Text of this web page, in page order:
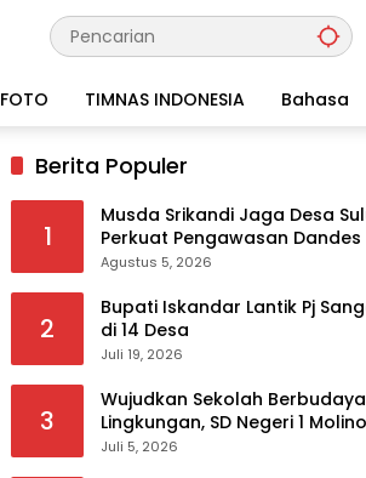
FOTO TIMNAS INDONESIA Bahasa
Berita Populer
1
Musda Srikandi Jaga Desa
Perkuat Pengawasan Dandes
Agustus 5, 2026
2
Bupati Iskandar Lantik Pj
di 14 Desa
Juli 19, 2026
3
Wujudkan Sekolah Berbudaya
Lingkungan, SD Negeri 1
sukses melaksanakan
Juli 5, 2026